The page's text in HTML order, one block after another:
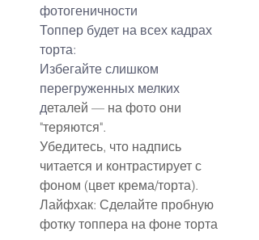
фотогеничности
Топпер будет на всех кадрах
торта:
Избегайте слишком
перегруженных мелких
деталей — на фото они
"теряются".
Убедитесь, что надпись
читается и контрастирует с
фоном (цвет крема/торта).
Лайфхак: Сделайте пробную
фотку топпера на фоне торта